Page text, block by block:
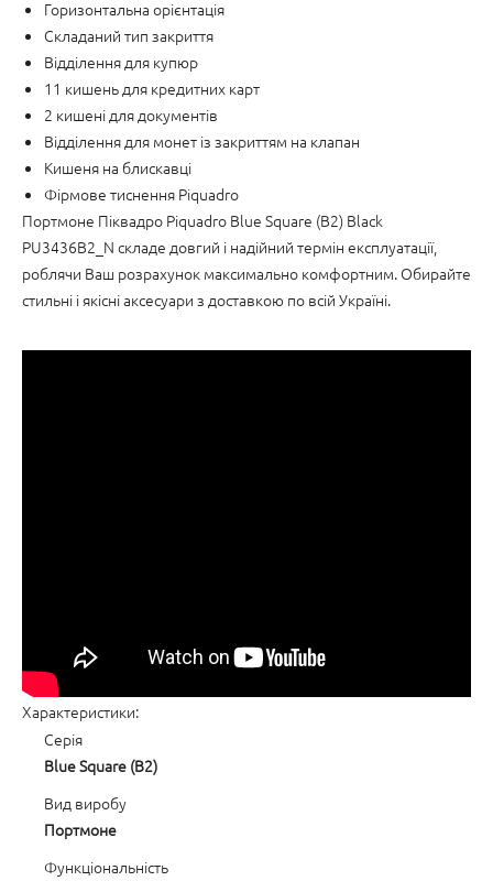
Горизонтальна орієнтація
Складаний тип закриття
Відділення для купюр
11 кишень для кредитних карт
2 кишені для документів
Відділення для монет із закриттям на клапан
Кишеня на блискавці
Фірмове тиснення Piquadro
Портмоне Піквадро Piquadro Blue Square (B2) Black
PU3436B2_N складе довгий і надійний термін експлуатації,
роблячи Ваш розрахунок максимально комфортним. Обирайте
стильні і якісні аксесуари з доставкою по всій Україні.
Характеристики:
Серія
Blue Square (B2)
Вид виробу
Портмоне
Функціональність